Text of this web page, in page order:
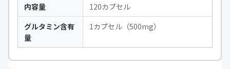
内容量
120カプセル
グルタミン含有
量
1カプセル（500mg）